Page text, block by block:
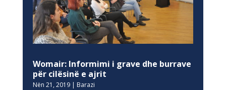
Womair: Informimi i grave dhe burrave
për cilësinë e ajrit
Nën 21, 2019| Barazi